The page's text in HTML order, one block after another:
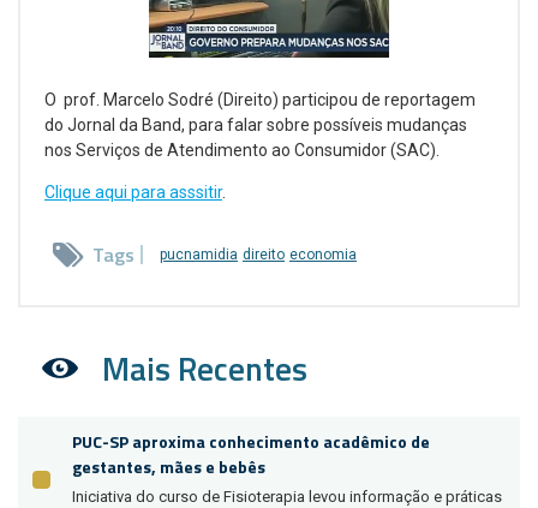
O prof. Marcelo Sodré (Direito) participou de reportagem
do Jornal da Band, para falar sobre possíveis mudanças
nos Serviços de Atendimento ao Consumidor (SAC).
Clique aqui para asssitir.
Tags pucnamidia direito economia
Mais Recentes
PUC-SP aproxima conhecimento acadêmico de
gestantes, mães e bebês
Iniciativa do curso de Fisioterapia levou informação e práticas